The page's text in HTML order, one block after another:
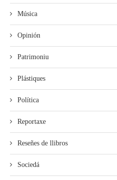
Música
Opinión
Patrimoniu
Plástiques
Política
Reportaxe
Reseñes de llibros
Sociedá